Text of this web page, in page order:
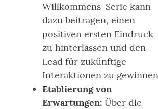
Willkommens-Serie kann
dazu beitragen, einen
positiven ersten Eindruck
zu hinterlassen und den
Lead für zukünftige
Interaktionen zu
Etablierung von
Erwartungen: Über die